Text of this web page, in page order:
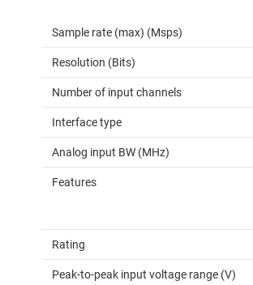
Sample rate (max) (Msps)
Resolution (Bits)
Number of input channels
Interface type
Analog input BW (MHz)
Features
Rating
Peak-to-peak input voltage range (V)